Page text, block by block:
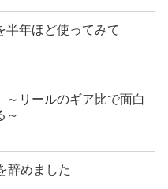
半年ほど使ってみて
リールのギア比で面白
～
辞めました